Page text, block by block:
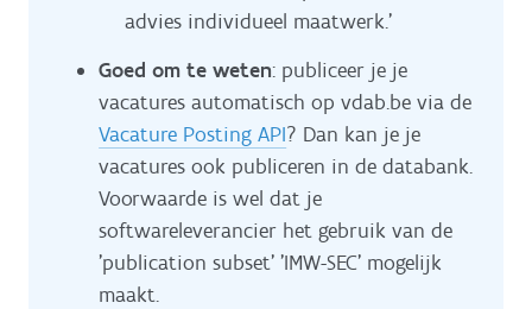
advies individueel maatwerk.’
Goed om te weten: publiceer je je
vacatures automatisch op vdab.be via de
Vacature Posting API? Dan kan je je
vacatures ook publiceren in de databank.
Voorwaarde is wel dat je
softwareleverancier het gebruik van de
'publication subset' 'IMW-SEC' mogelijk
maakt.